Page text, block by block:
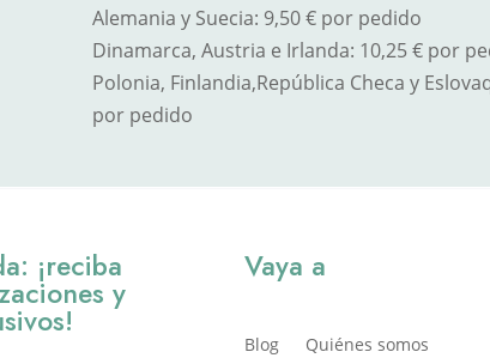
Alemania y Suecia: 9,50 € por pedido
Dinamarca, Austria e Irlanda: 10,25 € por
Polonia, Finlandia,República Checa y
por pedido
¡reciba
y
Vaya a
Blog
Quiénes somos